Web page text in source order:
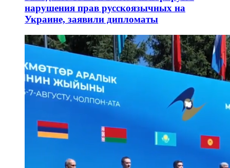
нарушения прав русскоязычных на
Украине, заявили дипломаты